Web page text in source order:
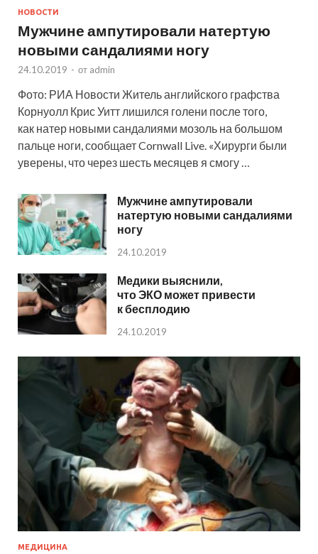
НОВОСТИ
Мужчине ампутировали натертую
новыми сандалиями ногу
24.10.2019 - от admin
Фото: РИА Новости Житель английского графства
Корнуолл Крис Уитт лишился голени после того,
как натер новыми сандалиями мозоль на большом
пальце ноги, сообщает Cornwall Live. «Хирурги были
уверены, что через шесть месяцев я смогу …
Мужчине ампутировали
натертую новыми сандалиями
ногу
24.10.2019
Медики выяснили,
что ЭКО может привести
к бесплодию
24.10.2019
МЕДИЦИНА